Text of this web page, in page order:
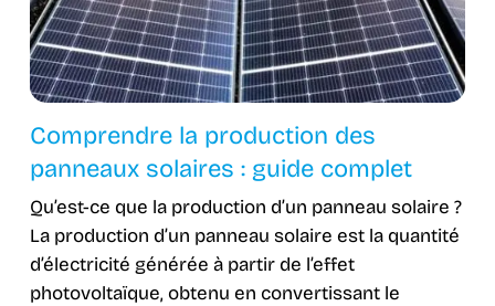
Comprendre la production des
panneaux solaires : guide complet
Qu’est-ce que la production d’un panneau solaire ?
La production d’un panneau solaire est la quantité
d’électricité générée à partir de l’effet
photovoltaïque, obtenu en convertissant le